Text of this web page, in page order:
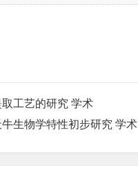
工艺的研究 学术
生物学特性初步研究 学术